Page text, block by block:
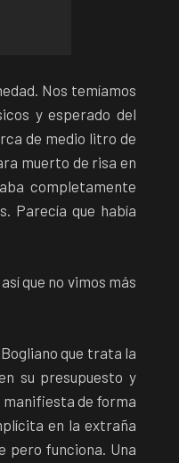
Nos temíamos
y esperado del
de medio litro de
muerto de risa en
completamente
Parecía que había
que no vimos más
que trata la
su presupuesto y
manifiesta de forma
en la extraña
pero funciona. Una